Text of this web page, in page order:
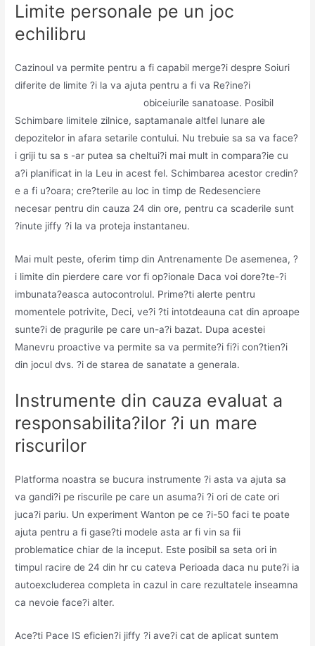
Limite personale pe un joc
echilibru
Cazinoul va permite pentru a fi capabil merge?i despre Soiuri
diferite de limite ?i la va ajuta pentru a fi va Re?ine?i
obiceiurile sanatoase. Posibil
Schimbare limitele zilnice, saptamanale altfel lunare ale
depozitelor in afara setarile contului. Nu trebuie sa sa va face?
i griji tu sa s -ar putea sa cheltui?i mai mult in compara?ie cu
a?i planificat in la Leu in acest fel. Schimbarea acestor credin?
e a fi u?oara; cre?terile au loc in timp de Redesenciere
necesar pentru din cauza 24 din ore, pentru ca scaderile sunt
?inute jiffy ?i la va proteja instantaneu.
Mai mult peste, oferim timp din Antrenamente De asemenea, ?
i limite din pierdere care vor fi op?ionale Daca voi dore?te-?i
imbunata?easca autocontrolul. Prime?ti alerte pentru
momentele potrivite, Deci, ve?i ?ti intotdeauna cat din aproape
sunte?i de pragurile pe care un-a?i bazat. Dupa acestei
Manevru proactive va permite sa va permite?i fi?i con?tien?i
din jocul dvs. ?i de starea de sanatate a generala.
Instrumente din cauza evaluat a
responsabilita?ilor ?i un mare
riscurilor
Platforma noastra se bucura instrumente ?i asta va ajuta sa
va gandi?i pe riscurile pe care un asuma?i ?i ori de cate ori
juca?i pariu. Un experiment Wanton pe ce ?i-50 faci te poate
ajuta pentru a fi gase?ti modele asta ar fi vin sa fii
problematice chiar de la inceput. Este posibil sa seta ori in
timpul racire de 24 din hr cu cateva Perioada daca nu pute?i ia
autoexcluderea completa in cazul in care rezultatele inseamna
ca nevoie face?i alter.
Ace?ti Pace IS eficien?i jiffy ?i ave?i cat de aplicat suntem